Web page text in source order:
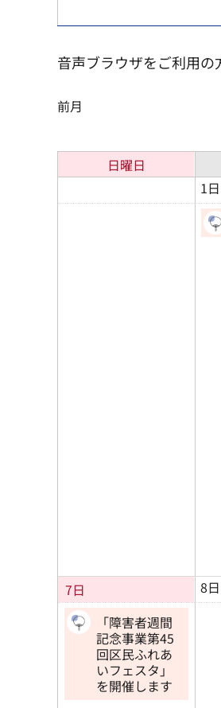
音声ブラウザをご利用の
前月
日曜日
1日
7日
8日
「障害者週間
記念事業第45
回区民ふれあ
いフェスタ」
を開催します